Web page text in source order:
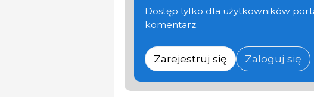
Dostęp tylko dla użytkowników
komentarz.
Zarejestruj się Zaloguj się